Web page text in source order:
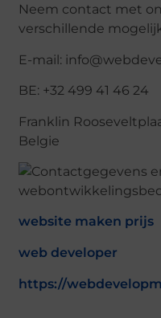
Neem contact met
verschillende
E-mail:
BE: +32 499 41 46 24
Franklin
Belgie
website maken prijs
web developer
https://